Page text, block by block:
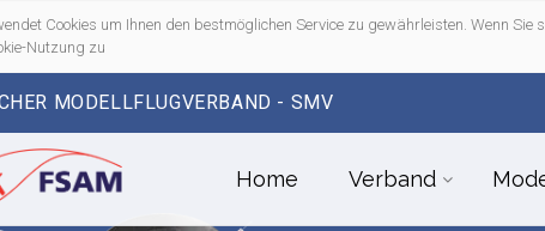
Cookies um Ihnen den bestmöglichen Service zu gewährleisten. Wenn Sie
Nutzung zu
MODELLFLUGVERBAND - SMV
Home Verband